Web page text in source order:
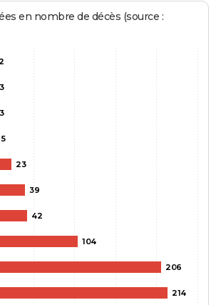
en nombre de décès (source :
2
3
3
5
23
39
42
104
206
214